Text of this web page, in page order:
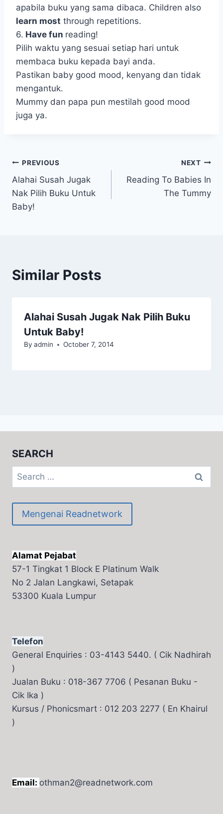
apabila buku yang sama dibaca. Children also
learn most through repetitions.
6. Have fun reading!
Pilih waktu yang sesuai setiap hari untuk
membaca buku kepada bayi anda.
Pastikan baby good mood, kenyang dan tidak
mengantuk.
Mummy dan papa pun mestilah good mood
juga ya.
Post
navigation
PREVIOUS
Alahai Susah Jugak
Nak Pilih Buku Untuk
Baby!
NEXT
Reading To Babies In
The Tummy
Similar Posts
Alahai Susah Jugak Nak Pilih Buku
Untuk Baby!
By admin October 7, 2014
SEARCH
Search
for:
Mengenai Readnetwork
Alamat Pejabat
57-1 Tingkat 1 Block E Platinum Walk
No 2 Jalan Langkawi, Setapak
53300 Kuala Lumpur
Telefon
General Enquiries : 03-4143 5440. ( Cik Nadhirah
)
Jualan Buku : 018-367 7706 ( Pesanan Buku -
Cik Ika )
Kursus / Phonicsmart : 012 203 2277 ( En Khairul
)
Email: othman2@readnetwork.com